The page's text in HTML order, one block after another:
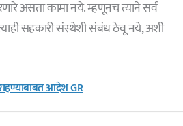
असता कामा नये. म्हणूनच त्याने सर्व
सहकारी संस्थेशी संबंध ठेवू नये, अशी
आदेश GR